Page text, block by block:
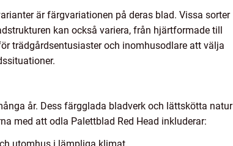
är färgvariationen på deras blad. Vissa sorter
kan också variera, från hjärtformade till
trädgårdsentusiaster och inomhusodlare att välja
år. Dess färgglada bladverk och lättskötta natur
med att odla Palettblad Red Head inkluderar: